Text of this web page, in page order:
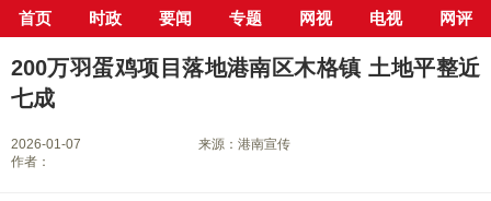
首页 时政 要闻 专题 网视 电视 网评
当前位置： 首页> 新闻中心> 县市区> 港南区> 正文
200万羽蛋鸡项目落地港南区木格镇 土地平整近
七成
2026-01-07
来源：港南宣传
作者：